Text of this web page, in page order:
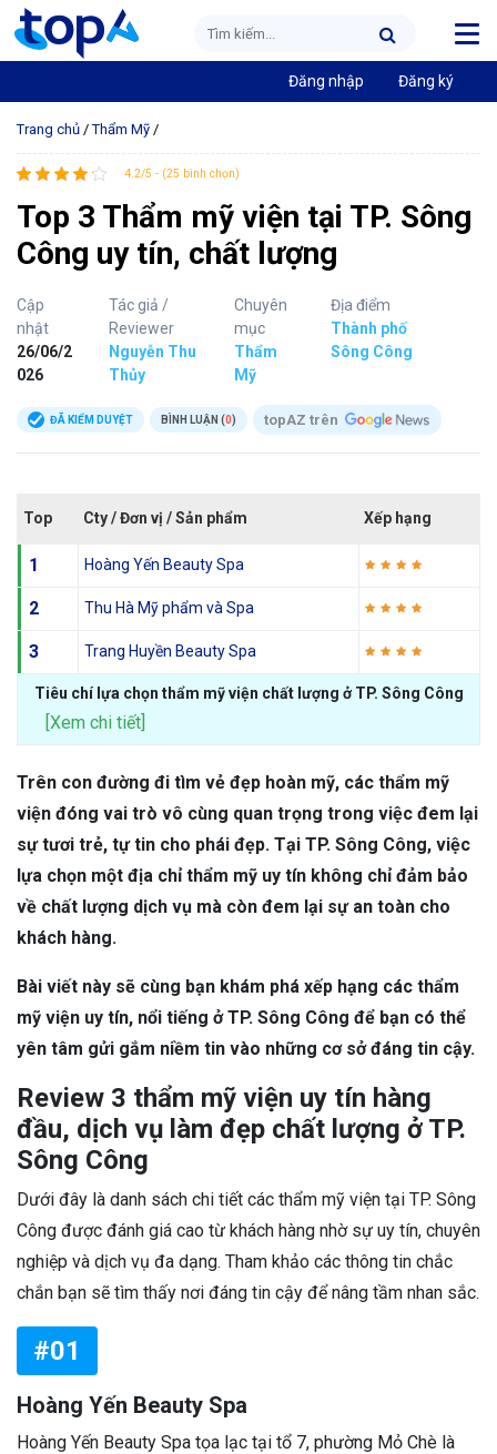
Đăng nhập Đăng ký
Trang chủ /Thẩm Mỹ /
4.2/5 - (25 bình chọn)
Top 3 Thẩm mỹ viện tại TP. Sông
Công uy tín, chất lượng
Cập
nhật
26/06/2
026
Tác giả /
Reviewer
Nguyễn Thu
Thủy
Chuyên
mục
Thẩm
Mỹ
Địa điểm
Thành phố
Sông Công
ĐÃ KIỂM DUYỆT BÌNH LUẬN (0) topAZ trên
Top Cty / Đơn vị / Sản phẩm Xếp hạng
1 Hoàng Yến Beauty Spa
2 Thu Hà Mỹ phẩm và Spa
3 Trang Huyền Beauty Spa
Tiêu chí lựa chọn thẩm mỹ viện chất lượng ở TP. Sông Công
[Xem chi tiết]
Trên con đường đi tìm vẻ đẹp hoàn mỹ, các thẩm mỹ
viện đóng vai trò vô cùng quan trọng trong việc đem lại
sự tươi trẻ, tự tin cho phái đẹp. Tại TP. Sông Công, việc
lựa chọn một địa chỉ thẩm mỹ uy tín không chỉ đảm bảo
về chất lượng dịch vụ mà còn đem lại sự an toàn cho
khách hàng.
Bài viết này sẽ cùng bạn khám phá xếp hạng các thẩm
mỹ viện uy tín, nổi tiếng ở TP. Sông Công để bạn có thể
yên tâm gửi gắm niềm tin vào những cơ sở đáng tin cậy.
Review 3 thẩm mỹ viện uy tín hàng
đầu, dịch vụ làm đẹp chất lượng ở TP.
Sông Công
Dưới đây là danh sách chi tiết các thẩm mỹ viện tại TP. Sông
Công được đánh giá cao từ khách hàng nhờ sự uy tín, chuyên
nghiệp và dịch vụ đa dạng. Tham khảo các thông tin chắc
chắn bạn sẽ tìm thấy nơi đáng tin cậy để nâng tầm nhan sắc.
#01
Hoàng Yến Beauty Spa
Hoàng Yến Beauty Spa tọa lạc tại tổ 7, phường Mỏ Chè là